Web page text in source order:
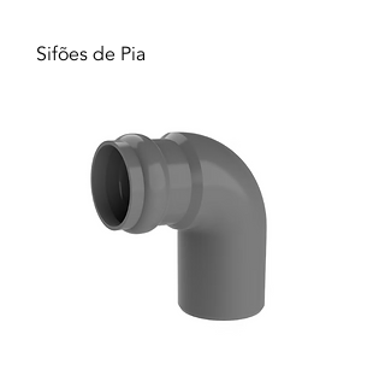
Sifões de Pia